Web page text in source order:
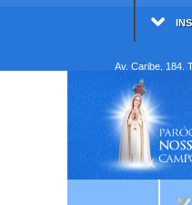
Av. Caribe, 184.